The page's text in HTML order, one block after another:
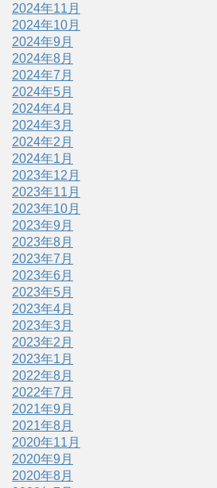
2024年11月
2024年10月
2024年9月
2024年8月
2024年7月
2024年5月
2024年4月
2024年3月
2024年2月
2024年1月
2023年12月
2023年11月
2023年10月
2023年9月
2023年8月
2023年7月
2023年6月
2023年5月
2023年4月
2023年3月
2023年2月
2023年1月
2022年8月
2022年7月
2021年9月
2021年8月
2020年11月
2020年9月
2020年8月